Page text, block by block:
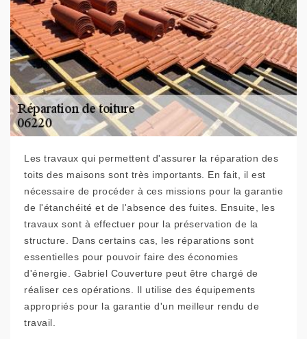
Les travaux qui permettent d'assurer la réparation des
toits des maisons sont très importants. En fait, il est
nécessaire de procéder à ces missions pour la garantie
de l'étanchéité et de l'absence des fuites. Ensuite, les
travaux sont à effectuer pour la préservation de la
structure. Dans certains cas, les réparations sont
essentielles pour pouvoir faire des économies
d'énergie. Gabriel Couverture peut être chargé de
réaliser ces opérations. Il utilise des équipements
appropriés pour la garantie d'un meilleur rendu de
travail.